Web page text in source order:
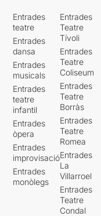
Entrades
teatre
Entrades
dansa
Entrades
musicals
Entrades
teatre
infantil
Entrades
òpera
Entrades
improvisació
Entrades
monòlegs
Entrades
Teatre
Tívoli
Entrades
Teatre
Coliseum
Entrades
Teatre
Borràs
Entrades
Teatre
Romea
Entrades
La
Villarroel
Entrades
Teatre
Condal